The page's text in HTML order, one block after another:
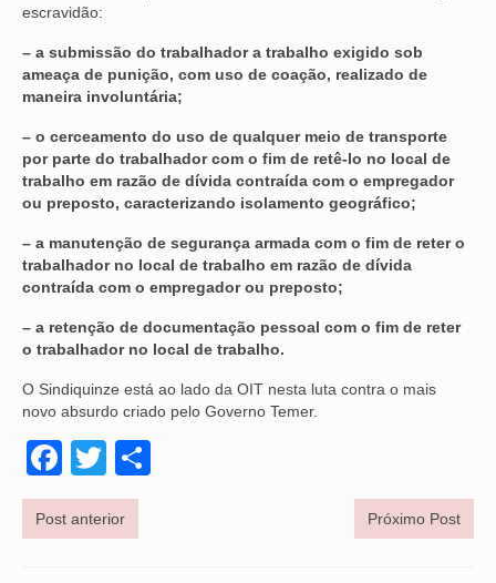
SAÚDE
SOLIDARIEDADE
TÉCNICOS JUDICIÁRIOS
TECNOLOGIA DA INFORMAÇÃO
escravidão:
– a submissão do trabalhador a trabalho exigido sob
ameaça de punição, com uso de coação, realizado de
maneira involuntária;
– o cerceamento do uso de qualquer meio de transporte
por parte do trabalhador com o fim de retê-lo no local de
trabalho em razão de dívida contraída com o empregador
ou preposto, caracterizando isolamento geográfico;
– a manutenção de segurança armada com o fim de reter o
trabalhador no local de trabalho em razão de dívida
contraída com o empregador ou preposto;
– a retenção de documentação pessoal com o fim de reter
o trabalhador no local de trabalho.
O Sindiquinze está ao lado da OIT nesta luta contra o mais
novo absurdo criado pelo Governo Temer.
Facebook
Twitter
Post anterior Próximo Post